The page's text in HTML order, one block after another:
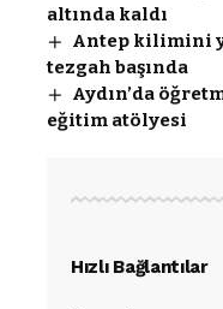
altında kaldı
Antep kilimini
tezgah başında
Aydın’da
eğitim atölyesi
Hızlı Bağlantılar